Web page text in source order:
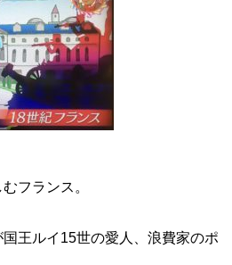
フランス。
王ルイ15世の愛人、浪費家のポ